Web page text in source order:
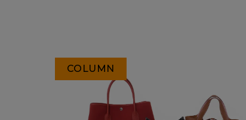
COLUMN